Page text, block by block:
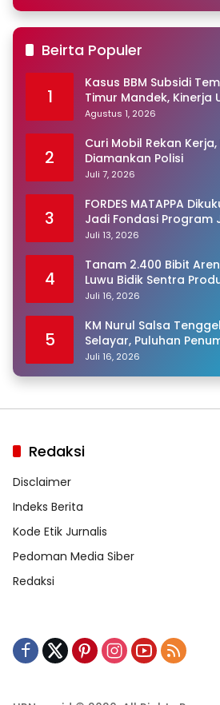
Beirta Populer
1
Kasus BBM Subsidi
Timur Mandek, Kinerja
Disorot, Paminal
Agustus 1, 2026
2
Curi Mobil Rekan
Diamankan Polisi
Juli 7, 2026
3
FORDES MATAPPA
Jadi Fondasi Program
Juli 13, 2026
4
Tanam 2.400 Bibit
Luwu Bidik Sentra
Juli 16, 2026
5
KM Nurul Salsa
Selayar, Puluhan
Juli 16, 2026
Redaksi
Disclaimer
Indeks Berita
Kode Etik Jurnalis
Pedoman Media Siber
Redaksi